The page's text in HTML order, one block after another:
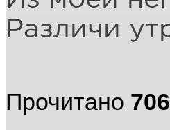
Различи
Прочитано